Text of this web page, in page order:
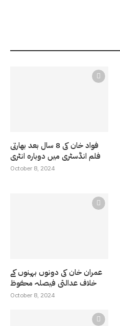
فواد خان کی 8 سال بعد بھارتی
فلم انڈسٹری میں دوبارہ انٹری
October 8, 2024
عمران خان کی دونوں بہنوں کے
خلاف عدالتی فیصلہ محفوظ
October 8, 2024